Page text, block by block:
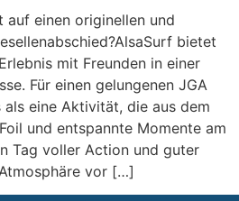
auf einen originellen und
bietet
mit Freunden in einer
Für einen gelungenen JGA
eine Aktivität, die aus dem
und entspannte Momente am
Tag voller Action und guter
vor […]